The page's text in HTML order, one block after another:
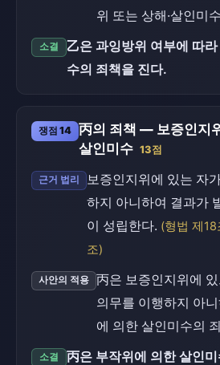
위 또는 상해·살인미
소결
乙은 과잉방위 여부에 따
수의 죄책을 진다.
쟁점 14 丙의 죄책 — 보증인지
살인미수 13점
근거 법리
보증인지위에 있는 자
하지 아니하여 결과가
이 성립한다. (형법 제
조)
사안의 적용
丙은 보증인지위에
의무를 이행하지 아
에 의한 살인미수의
소결 丙은 부작위에 의한 살인